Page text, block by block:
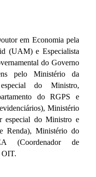
em Economia pela
(UAM) e Especialista
do Governo
pelo Ministério da
do Ministro,
do RGPS e
Ministério
especial do Ministro e
Renda), Ministério do
(Coordenador de
OIT.